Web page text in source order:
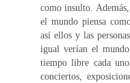
como insulto.
el mundo piensa
así ellos y las
igual verían el
tiempo libre cada
conciertos,